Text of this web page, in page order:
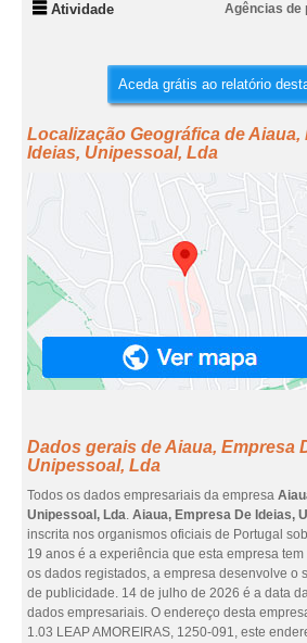
Atividade Agências de
Aceda grátis ao relatório
Localização Geográfica de Aiaua,
Ideias, Unipessoal, Lda
Dados gerais de Aiaua, Empresa
Unipessoal, Lda
Todos os dados empresariais da empresa
Unipessoal, Lda. Aiaua, Empresa De Ideias,
inscrita nos organismos oficiais de Portugal
19 anos é a experiência que esta empresa
os dados registados, a empresa desenvolve o
de publicidade. 14 de julho de 2026 é a data
dados empresariais. O endereço desta
1.03 LEAP AMOREIRAS, 1250-091, este